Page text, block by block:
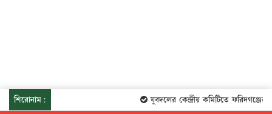
শিরোনাম: যুবদলের কেন্দ্রীয় কমিটিতে ফরিদগঞ্জের